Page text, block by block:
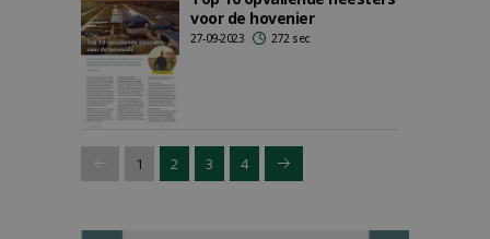
voor de hovenier
27-09-2023 272 sec
1 2 3 4